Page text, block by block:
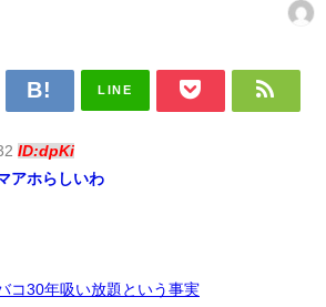
LINE
ID:dpKi
アホらしいわ
コ30年吸い放題という事実